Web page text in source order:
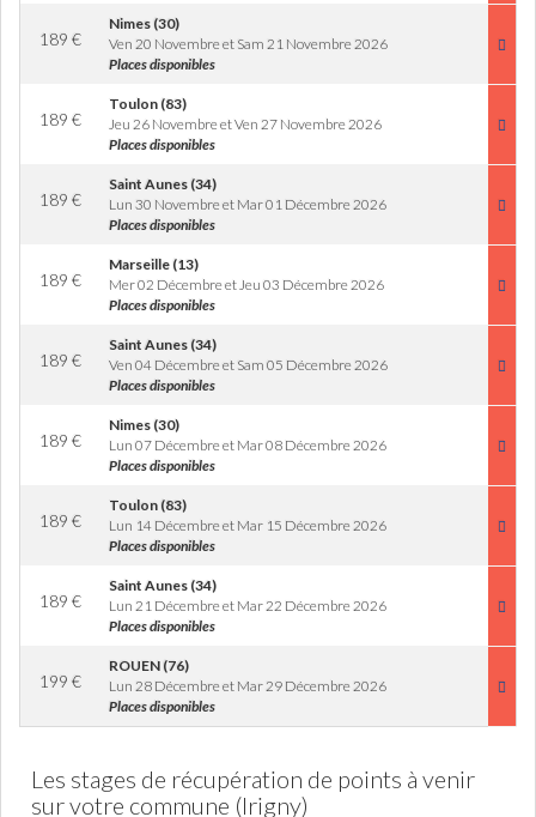
189 €
Nimes (30)
Ven 20 Novembre et Sam 21 Novembre 2026
Places disponibles
189 €
Toulon (83)
Jeu 26 Novembre et Ven 27 Novembre 2026
Places disponibles
189 €
Saint Aunes (34)
Lun 30 Novembre et Mar 01 Décembre 2026
Places disponibles
189 €
Marseille (13)
Mer 02 Décembre et Jeu 03 Décembre 2026
Places disponibles
189 €
Saint Aunes (34)
Ven 04 Décembre et Sam 05 Décembre 2026
Places disponibles
189 €
Nimes (30)
Lun 07 Décembre et Mar 08 Décembre 2026
Places disponibles
189 €
Toulon (83)
Lun 14 Décembre et Mar 15 Décembre 2026
Places disponibles
189 €
Saint Aunes (34)
Lun 21 Décembre et Mar 22 Décembre 2026
Places disponibles
199 €
ROUEN (76)
Lun 28 Décembre et Mar 29 Décembre 2026
Places disponibles
Les stages de récupération de points à venir
sur votre commune (Irigny)